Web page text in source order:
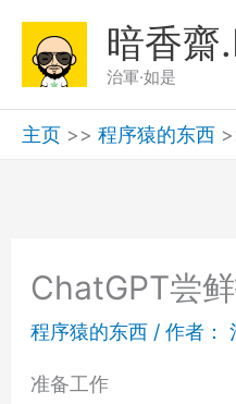
暗香齋
治軍·如是
主页 >> 程序猿的东西
ChatGPT尝
程序猿的东西/ 作者：
准备工作